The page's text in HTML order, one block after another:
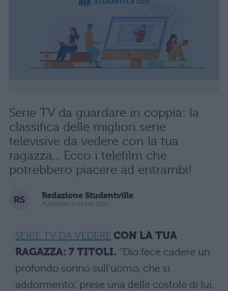
Serie TV da guardare in coppia: la
classifica delle migliori serie
televisive da vedere con la tua
ragazza... Ecco i telefilm che
potrebbero piacere ad entrambi!
Redazione Studentville
Pubblicato il 23 feb 2017
SERIE TV DA VEDERE CON LA TUA
RAGAZZA: 7 TITOLI. “Dio fece cadere un
profondo sonno sull’uomo, che si
addormentò; prese una delle costole di lui,